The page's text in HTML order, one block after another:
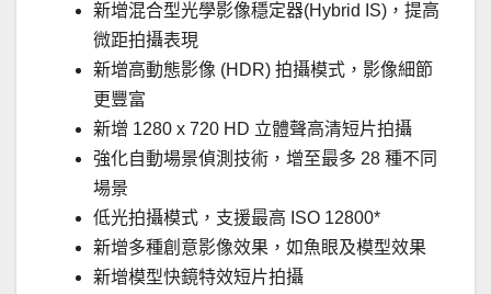
新增混合型光學影像穩定器(Hybrid IS)，提高
微距拍攝表現
新增高動態影像 (HDR) 拍攝模式，影像細節
更豐富
新增 1280 x 720 HD 立體聲高清短片拍攝
強化自動場景偵測技術，增至最多 28 種不同
場景
低光拍攝模式，支援最高 ISO 12800*
新增多種創意影像效果，如魚眼及模型效果
新增模型快鏡特效短片拍攝